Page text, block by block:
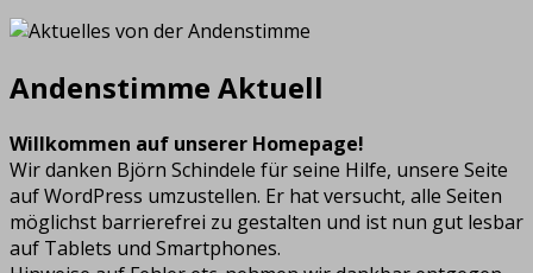
Andenstimme Aktuell
Willkommen auf unserer Homepage!
Wir danken Björn Schindele für seine Hilfe, unsere Seite
auf WordPress umzustellen. Er hat versucht, alle Seiten
möglichst barrierefrei zu gestalten und ist nun gut lesbar
auf Tablets und Smartphones.